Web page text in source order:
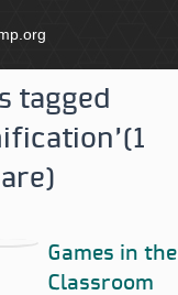
tagged
(1
Games in the
Classroom